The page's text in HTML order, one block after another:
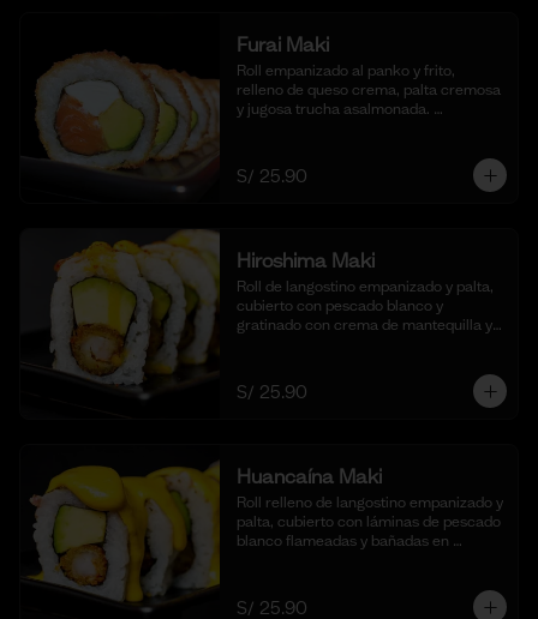
Furai Maki
Roll empanizado al panko y frito,
relleno de queso crema, palta cremosa
y jugosa trucha asalmonada.
S/ 25.90
Hiroshima Maki
Roll de langostino empanizado y palta,
cubierto con pescado blanco y
gratinado con crema de mantequilla y
shoyu. (10 cortes).
S/ 25.90
Huancaína Maki
Roll relleno de langostino empanizado y
palta, cubierto con láminas de pescado
blanco flameadas y bañadas en
(10 cortes)
S/ 25.90